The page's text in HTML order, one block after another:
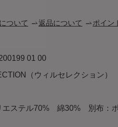
ついて 返品について ポイン
01 00
（ウィルセレクション）
エステル70% 綿30% 別布：